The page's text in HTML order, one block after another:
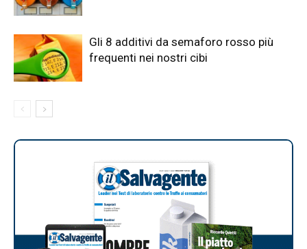
Gli 8 additivi da semaforo rosso più
frequenti nei nostri cibi